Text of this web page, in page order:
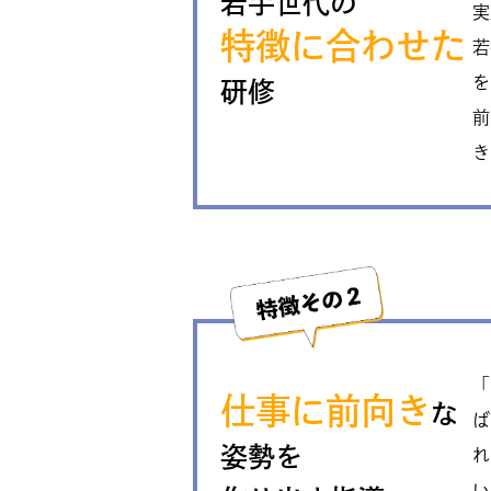
特徴に合わせた
研修
仕事に前向き な
姿勢を